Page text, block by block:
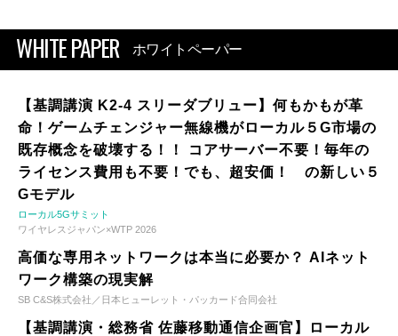
WHITE PAPER ホワイトペーパー
【基調講演 K2-4 スリーダブリュー】何もかもが革
命！ゲームチェンジャー無線機がローカル５G市場の
既存概念を破壊する！！ コアサーバー不要！毎年の
ライセンス費用も不要！でも、超安価！ の新しい５
Gモデル
ローカル5Gサミット
ワイヤレスジャパン×WTP 2026
高価な専用ネットワークは本当に必要か？ AIネット
ワーク構築の現実解
SB C&S株式会社／日本ヒューレット・パッカード合同会社
【基調講演・総務省 佐藤移動通信企画官】ローカル